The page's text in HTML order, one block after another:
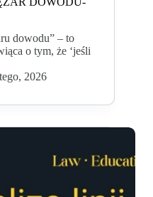
dowodu” – to
o tym, że ‘jeśli
2026